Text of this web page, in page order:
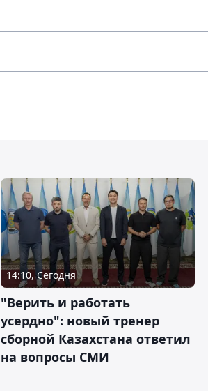
14:10, Сегодня
"Верить и работать
усердно": новый тренер
сборной Казахстана ответил
на вопросы СМИ